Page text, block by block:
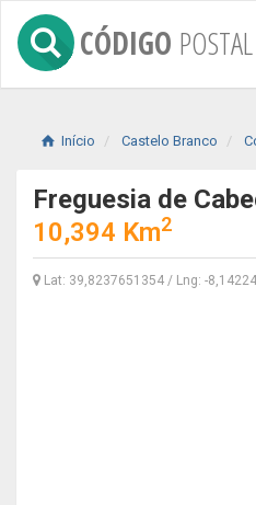
CÓDIGO POSTAL
Início Castelo Branco
Freguesia de
10,394 Km2
Lat: 39,8237651354 / Lng: -